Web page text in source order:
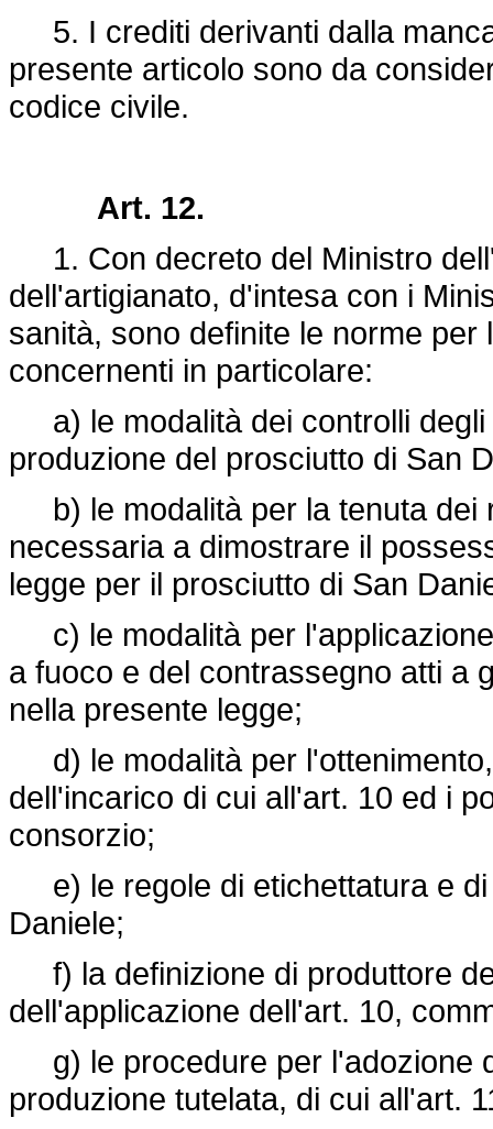
5. I crediti derivanti dalla
presente articolo sono da
codice civile.
Art. 12.
1. Con decreto del Ministro
dell'artigianato, d'intesa con i
sanità, sono definite le norme
concernenti in particolare:
a) le modalità dei controlli degli
produzione del prosciutto di San
b) le modalità per la tenuta dei
necessaria a dimostrare il
legge per il prosciutto di San
c) le modalità per
a fuoco e del contrassegno atti a
nella presente legge;
d) le modalità per
dell'incarico di cui all'art. 10 ed i
consorzio;
e) le regole di etichettatura e di
Daniele;
f) la definizione di produttore
dell'applicazione dell'art. 10,
g) le procedure per l'adozione
produzione tutelata, di cui all'art.